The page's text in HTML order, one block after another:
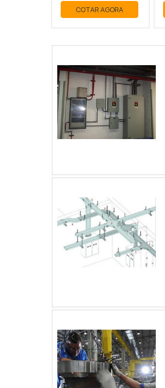
COTAR AGORA